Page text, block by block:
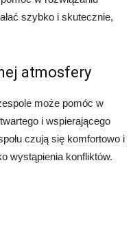
szybko i skutecznie,
atmosfery
może pomóc w
i wspierającego
czują się komfortowo i
wystąpienia konfliktów.